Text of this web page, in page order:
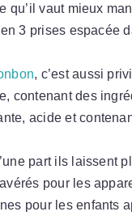
qu’il vaut mieux
3 prises espacée
, c’est aussi
contenant des
acide et
part ils laissent
pour les
pour les enfants